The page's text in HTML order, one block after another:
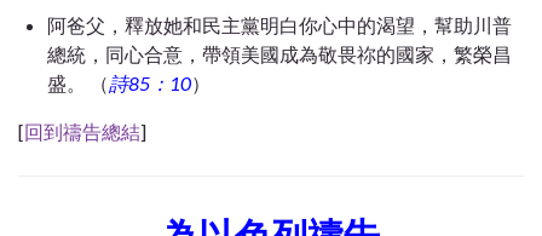
阿爸父，釋放她和民主黨明白你心中的渴望，幫助川普
總統，同心合意，帶領美國成為敬畏祢的國家，繁榮昌
盛。 （詩85：10）
[回到禱告總結]